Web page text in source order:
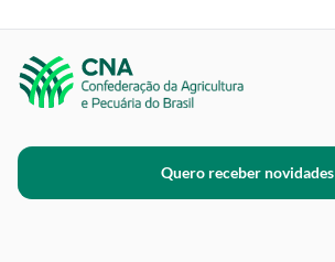
Quero receber novidades